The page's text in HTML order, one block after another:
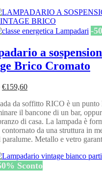
-50
a
Brico Cromato
Il
originale
era:
€319,20.
€159,60Il
attuale
è:
€159,60.
da soffitto RICO è un punto
il bancone di un bar,
di casa. La lampada è
da una struttura in
paralume. Metallo e vetro
% Sconto